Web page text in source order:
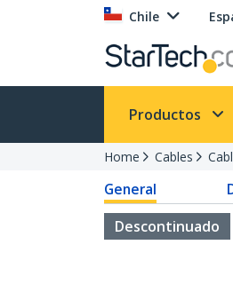
Chile
Productos
Home Cables
General
Descontinuado